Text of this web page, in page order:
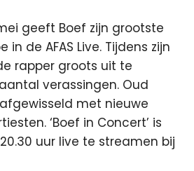
geeft Boef zijn grootste
de AFAS Live. Tijdens zijn
rapper groots uit te
verassingen. Oud
met nieuwe
‘Boef in Concert’ is
uur live te streamen bij